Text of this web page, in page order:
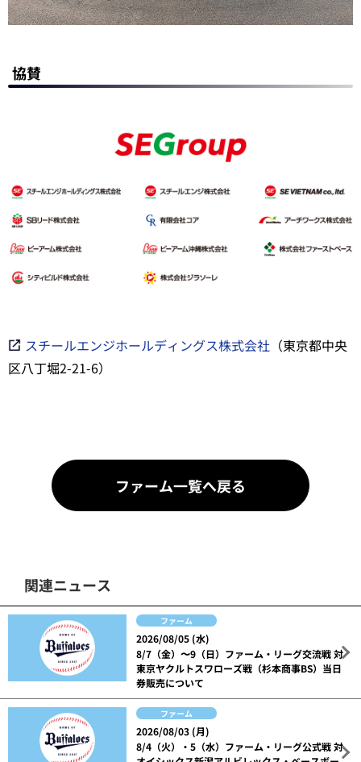
協賛
スチールエンジホールディングス株式会社 （東京都中央
区八丁堀2-21-6）
ファーム一覧へ戻る
関連ニュース
ファーム
2026/08/05 (水)
8/7（金）〜9（日）ファーム・リーグ交流戦 対
東京ヤクルトスワローズ戦（杉本商事BS）当日
券販売について
ファーム
2026/08/03 (月)
8/4（火）・5（水）ファーム・リーグ公式戦 対